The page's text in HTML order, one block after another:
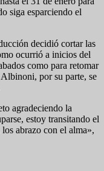
siga esparciendo el
decidió cortar las
ocurrió a inicios del
como para retomar
por su parte, se
agradeciendo la
estoy transitando el
abrazo con el alma»,